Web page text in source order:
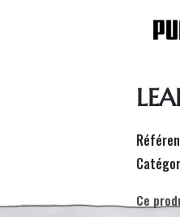
Ce